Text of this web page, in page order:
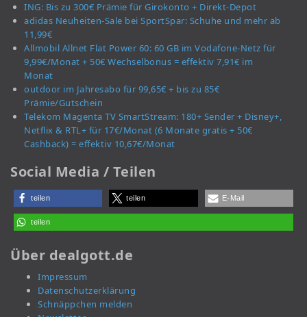
ING: Bis zu 300€ Prämie für Girokonto + Direkt-Depot
adidas Neuheiten-Sale bei SportSpar: Schuhe und mehr ab
11,99€
Allmobil Allnet Flat Power 60: 60 GB im Vodafone-Netz für
9,99€/Monat + 50€ Wechselbonus = effektiv 7,91€ im
Monat
outdoor im Jahresabo für 99,65€ + bis zu 85€
Prämie/Gutschein
Telekom Magenta TV SmartStream: 180+ Sender + Disney+,
Netflix & RTL+ für 17€/Monat (6 Monate gratis + 50€
Cashback) = effektiv 10,67€/Monat
Social Media / Teilen
teilen teilen E-Mail
teilen
Über dealgott.de
Impressum
Datenschutzerklärung
Schnäppchen melden